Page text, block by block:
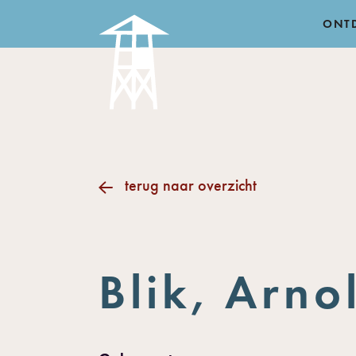
terug naar overzicht
Blik,